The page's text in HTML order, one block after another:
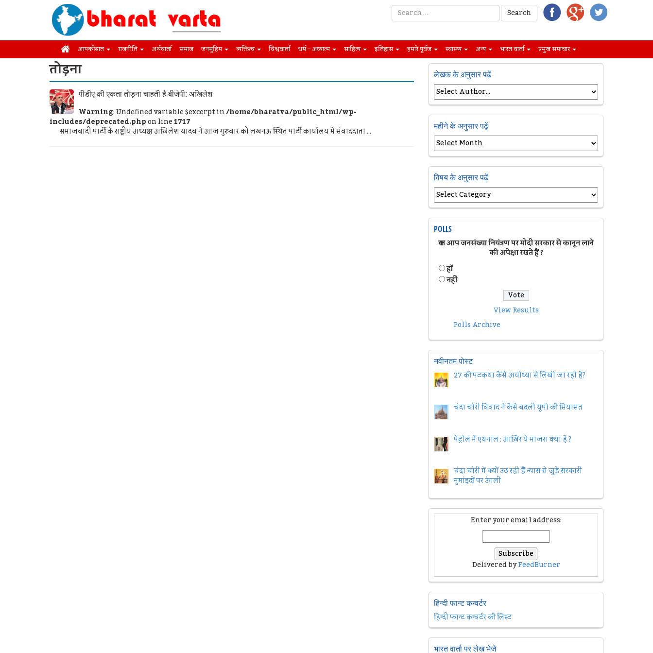
आपकी बात राजनीति अर्थवार्ता समाज जनमुहिम व्यक्तित्व विश्ववार्ता धर्म – अध्यात्म साहित्य इतिहास हमारे पूर्वज स्वास्थ्य अन्य भारत वार्ता प्रमुख समाचार
तोड़ना
पीडीए की एकता तोड़ना चाहती है बीजेपी: अखिलेश
Warning: Undefined variable $excerpt in/home/bharatva/public_html/wp-
includes/deprecated.phpon line1717
समाजवादी पार्टी के राष्ट्रीय अध्यक्ष अखिलेश यादव ने आज गुरुवार को लखनऊ स्थित पार्टी कार्यालय में संवाददाता ...
लेखक के अनुसार पढ़ें
महीने के अनुसार पढ़ें
विषय के अनुसार पढ़ें
POLLS
क्या आप जनसंख्या नियंत्रण पर मोदी सरकार से कानून लाने
की अपेक्षा रखते हैं ?
हॉं
नहीं
View Results
Polls Archive
नवीनतम पोस्ट
27 की पटकथा कैसे अयोध्या से लिखी जा रही है?
चंदा चोरी विवाद ने कैसे बदली यूपी की सियासत
पेट्रोल में एथनाल : आख़िर ये माजरा क्या है ?
चंदा चोरी में क्यों उठ रही हैैं न्यास से जुड़े सरकारी
नुमांइदों पर उंगली
Enter your email address:
Delivered byFeedBurner
हिन्दी फान्ट कन्वर्टर
हिन्दी फान्ट कन्वर्टर की लिस्ट
भारत वार्ता पर लेख भेजे